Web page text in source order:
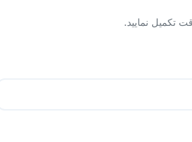
تکمیل نمایید.